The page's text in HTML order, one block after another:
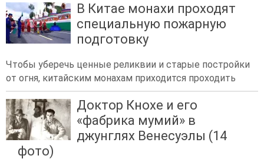
В Китае монахи проходят
специальную пожарную
подготовку
Чтобы уберечь ценные реликвии и старые постройки
от огня, китайским монахам приходится проходить
Доктор Кнохе и его
«фабрика мумий» в
джунглях Венесуэлы (14
фото)